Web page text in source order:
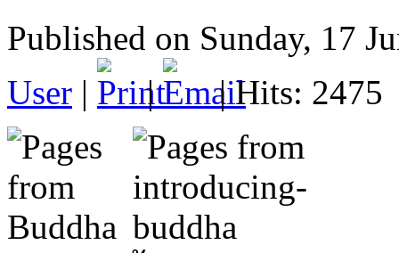
Published on Sunday, 17
User | | | Hits: 2475